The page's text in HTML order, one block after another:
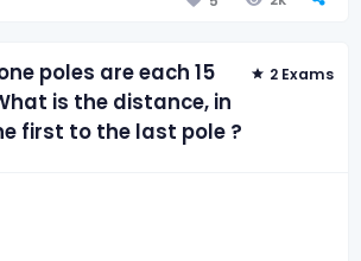
poles are each 15
is the distance, in
first to the last pole ?
2 Exams